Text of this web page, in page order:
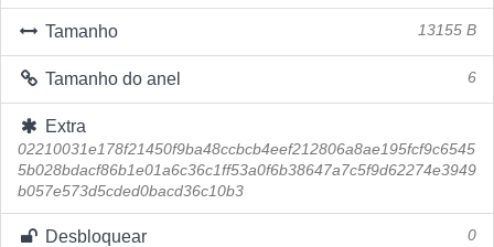
Tamanho 13155 B
Tamanho do anel 6
Extra
02210031e178f21450f9ba48ccbcb4eef212806a8ae195fcf9c6545
5b028bdacf86b1e01a6c36c1ff53a0f6b38647a7c5f9d62274e3949
b057e573d5cded0bacd36c10b3
Desbloquear 0